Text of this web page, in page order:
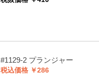
#1129-2 プランジャー
税込価格 ￥286